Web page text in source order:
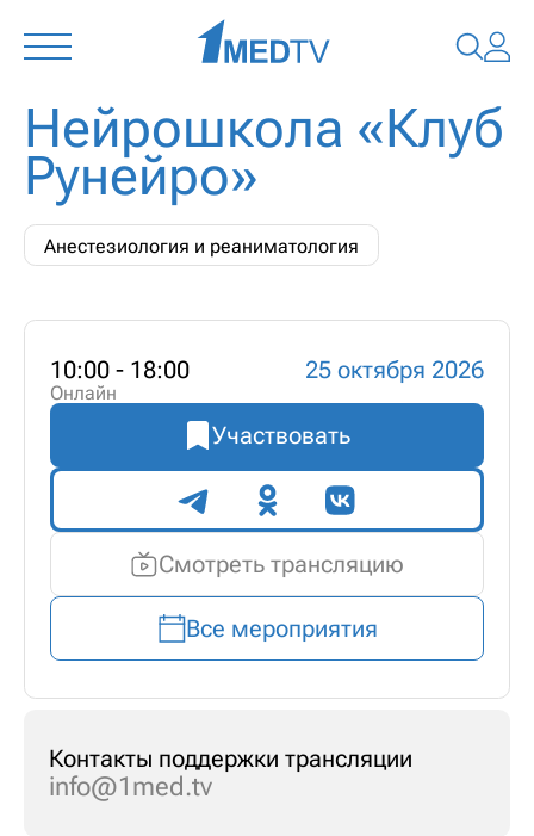
Нейрошкола «Клуб
Рунейро»
Анестезиология и реаниматология
10:00 - 18:00 25 октября 2026
Онлайн
Участвовать
Поделиться
Смотреть трансляцию
Все мероприятия
Контакты поддержки трансляции
info@1med.tv